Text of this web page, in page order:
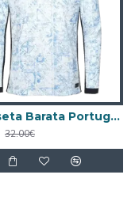
Camiseta Barata Portugal Visitante Segunda Equipación 2024 Versión Jugador ML
32.00€